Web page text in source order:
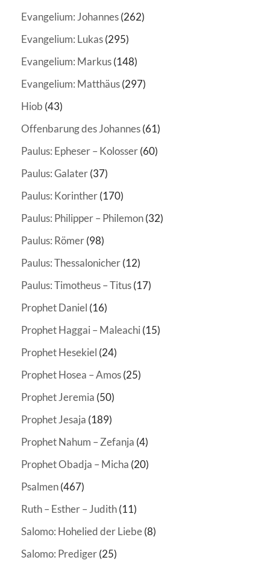
Evangelium: Johannes(262)
Evangelium: Lukas(295)
Evangelium: Markus(148)
Evangelium: Matthäus(297)
Hiob (43)
Offenbarung des Johannes(61)
Paulus: Epheser – Kolosser(60)
Paulus: Galater(37)
Paulus: Korinther(170)
Paulus: Philipper – Philemon(32)
Paulus: Römer(98)
Paulus: Thessalonicher(12)
Paulus: Timotheus – Titus(17)
Prophet Daniel (16)
Prophet Haggai – Maleachi (15)
Prophet Hesekiel (24)
Prophet Hosea – Amos(25)
Prophet Jeremia (50)
Prophet Jesaja (189)
Prophet Nahum – Zefanja (4)
Prophet Obadja – Micha (20)
Psalmen(467)
Ruth – Esther – Judith(11)
Salomo: Hohelied der Liebe(8)
Salomo: Prediger(25)